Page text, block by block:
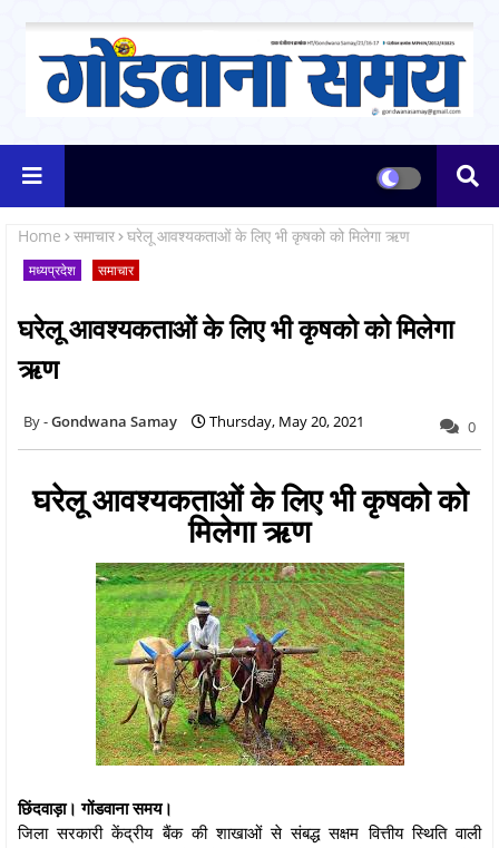
Home समाचार घरेलू आवश्यकताओं के लिए भी कृषको को मिलेगा ऋण
मध्यप्रदेश समाचार
घरेलू आवश्यकताओं के लिए भी कृषको को मिलेगा
ऋण
Gondwana Samay Thursday, May 20, 2021 0
घरेलू आवश्यकताओं के लिए भी कृषको को
मिलेगा ऋण
छिंदवाड़ा। गोंडवाना समय।
जिला सरकारी केंद्रीय बैंक की शाखाओं से संबद्ध सक्षम वित्तीय स्थिति वाली